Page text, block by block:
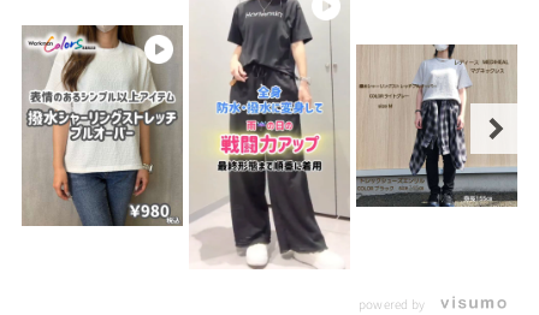
powered by